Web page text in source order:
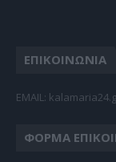
ΕΠΙΚΟΙΝΩΝΙΑ
EMAIL:
ΦΌΡΜΑ